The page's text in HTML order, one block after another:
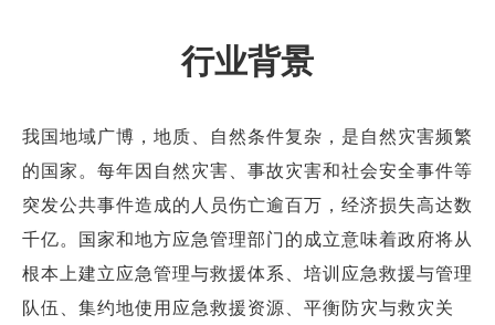
售后服务政策
帮助中心
三维智能
海洋测绘
商业道德与反腐败政策
投资者关系
加入华测
行业背景
我国地域广博，地质、自然条件复杂，是自然灾害频繁
的国家。每年因自然灾害、事故灾害和社会安全事件等
突发公共事件造成的人员伤亡逾百万，经济损失高达数
千亿。国家和地方应急管理部门的成立意味着政府将从
根本上建立应急管理与救援体系、培训应急救援与管理
队伍、集约地使用应急救援资源、平衡防灾与救灾关